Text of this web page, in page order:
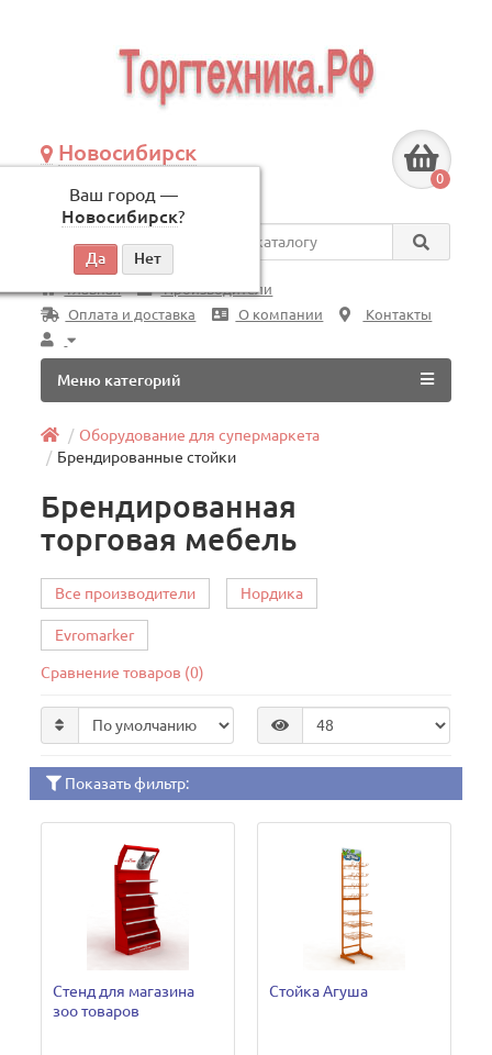
Новосибирск
Ваш город —
Новосибирск?
по будням, с 09:00 до 18:00
0
Везде
Главная
Производители
Оплата и доставка
О компании Контакты
Меню категорий
Оборудование для супермаркета
Брендированные стойки
Брендированная
торговая мебель
Все производители Нордика
Evromarker
Сравнение товаров (0)
Показать фильтр:
Стенд для магазина
зоо товаров
Стойка Агуша